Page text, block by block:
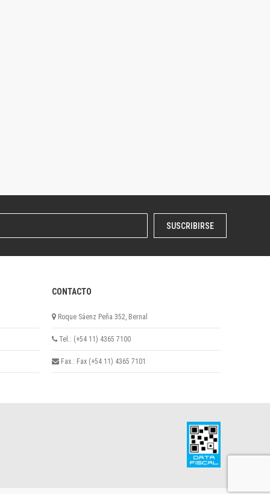
SUSCRIBIRSE
CONTACTO
Roque Sáenz Peña 352, Bernal
Tel.: (+54 11) 4365 7100
Fax.: Fax (+54 11) 4365 7101